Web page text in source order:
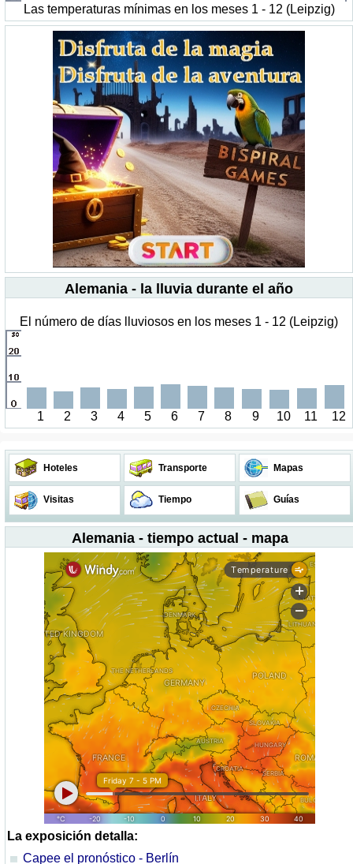
Las temperaturas mínimas en los meses 1 - 12 (Leipzig)
Alemania - la lluvia durante el año
El número de días lluviosos en los meses 1 - 12 (Leipzig)
1 2 3 4 5 6 7 8 9 10 11 12
Hoteles Transporte Mapas
Visitas Tiempo Guías
Alemania - tiempo actual - mapa
La exposición detalla:
Capee el pronóstico - Berlín